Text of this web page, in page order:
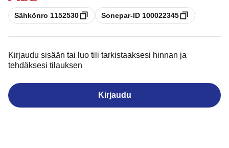
Kopioi
Sähkönro 1152530 Kopioi
Sonepar-ID 100022345
Kirjaudu sisään tai luo tili tarkistaaksesi hinnan ja
tehdäksesi tilauksen
Kirjaudu